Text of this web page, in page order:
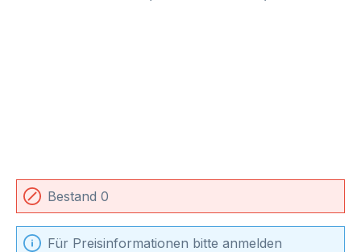
Bestand 0
Für Preisinformationen bitte anmelden